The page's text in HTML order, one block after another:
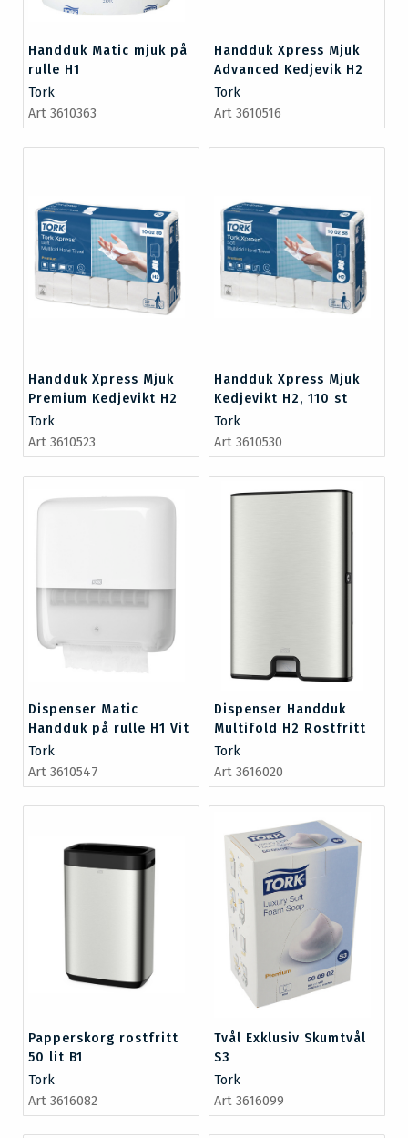
Handduk Matic mjuk på
rulle H1
Tork
Art 3610363
Handduk Xpress Mjuk
Advanced Kedjevik H2
Tork
Art 3610516
Handduk Xpress Mjuk
Premium Kedjevikt H2
Tork
Art 3610523
Handduk Xpress Mjuk
Kedjevikt H2, 110 st
Tork
Art 3610530
Dispenser Matic
Handduk på rulle H1 Vit
Tork
Art 3610547
Dispenser Handduk
Multifold H2 Rostfritt
Tork
Art 3616020
Papperskorg rostfritt
50 lit B1
Tork
Art 3616082
Tvål Exklusiv Skumtvål
S3
Tork
Art 3616099